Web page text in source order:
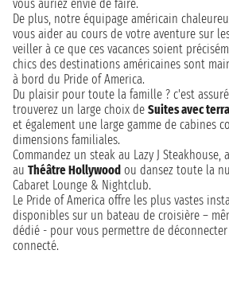
vous auriez envie de faire.
De plus, notre équipage américain
vous aider au cours de votre aventure sur
veiller à ce que ces vacances soient
chics des destinations américaines sont
à bord du Pride of America.
Du plaisir pour toute la famille ? c'est
trouverez un large choix de Suites avec
et également une large gamme de cabines
dimensions familiales.
Commandez un steak au Lazy J Steakhouse,
au Théâtre Hollywood ou dansez toute la
Cabaret Lounge & Nightclub.
Le Pride of America offre les plus vastes
disponibles sur un bateau de croisière –
dédié - pour vous permettre de
connecté.